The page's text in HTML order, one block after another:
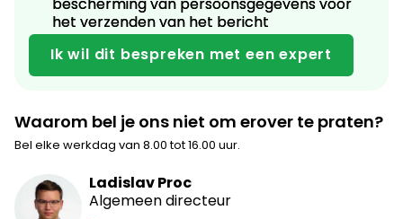
het verzenden van het bericht
Waarom bel je ons niet om erover te praten?
Bel elke werkdag van 8.00 tot 16.00 uur.
Ladislav Proc
Algemeen directeur